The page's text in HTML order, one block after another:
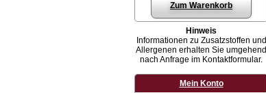
Zum Warenkorb
Hinweis
Informationen zu Zusatzstoffen und
Allergenen erhalten Sie umgehend
nach Anfrage im Kontaktformular.
Mein Konto